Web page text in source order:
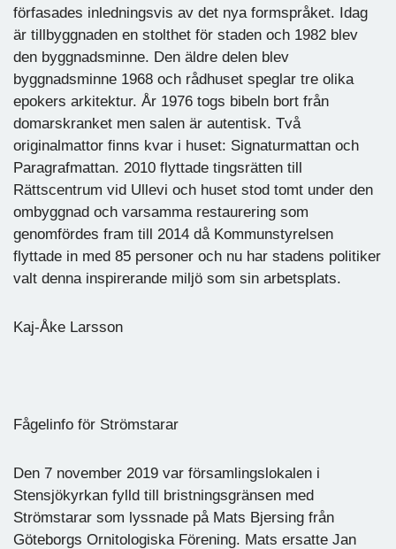
förfasades inledningsvis av det nya formspråket. Idag
är tillbyggnaden en stolthet för staden och 1982 blev
den byggnadsminne. Den äldre delen blev
byggnadsminne 1968 och rådhuset speglar tre olika
epokers arkitektur. År 1976 togs bibeln bort från
domarskranket men salen är autentisk. Två
originalmattor finns kvar i huset: Signaturmattan och
Paragrafmattan. 2010 flyttade tingsrätten till
Rättscentrum vid Ullevi och huset stod tomt under den
ombyggnad och varsamma restaurering som
genomfördes fram till 2014 då Kommunstyrelsen
flyttade in med 85 personer och nu har stadens politiker
valt denna inspirerande miljö som sin arbetsplats.
Kaj-Åke Larsson
Fågelinfo för Strömstarar
Den 7 november 2019 var församlingslokalen i
Stensjökyrkan fylld till bristningsgränsen med
Strömstarar som lyssnade på Mats Bjersing från
Göteborgs Ornitologiska Förening. Mats ersatte Jan